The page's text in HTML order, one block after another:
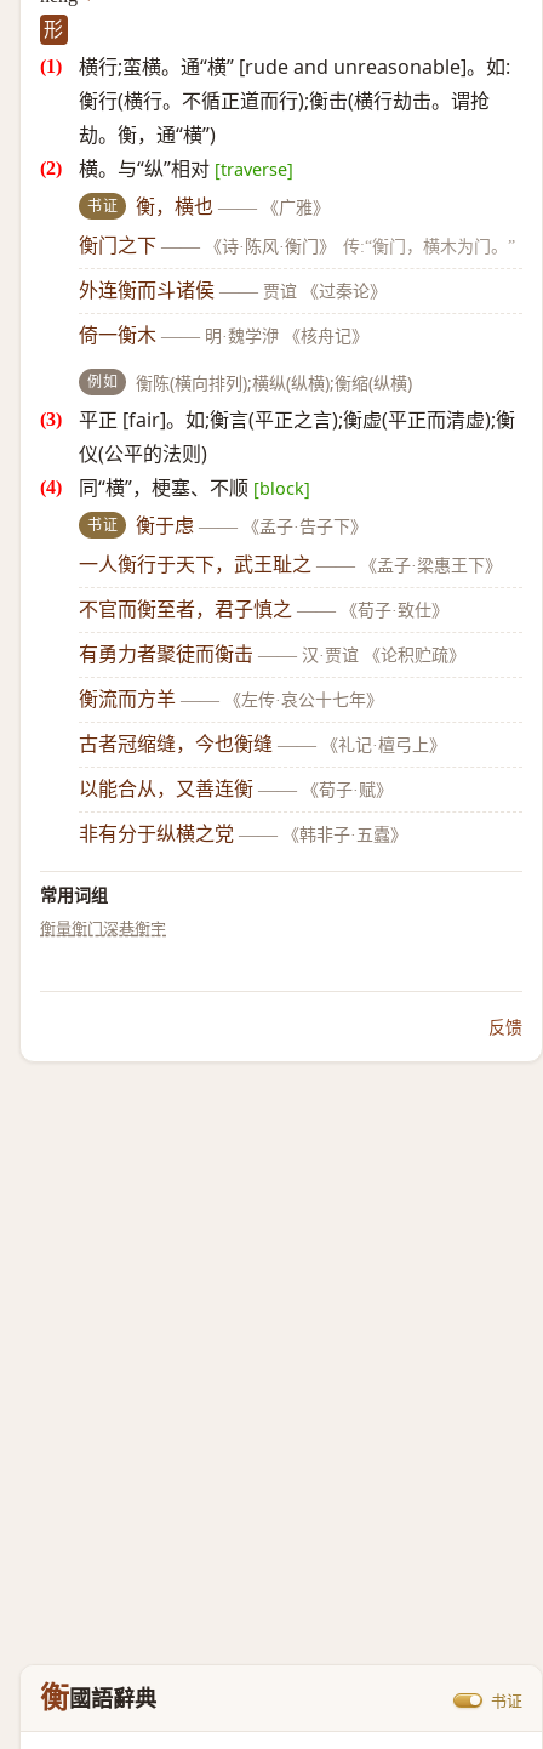
形
横行;蛮横。通“横” [rude and unreasonable]。如:
衡行(横行。不循正道而行);衡击(横行劫击。谓抢
劫。衡，通“横”)
横。与“纵”相对 [traverse]
书证 衡，横也 —— 《广雅》
衡门之下 —— 《诗·陈风·衡门》 传:“衡门，横木为门。”
外连衡而斗诸侯 —— 贾谊 《过秦论》
倚一衡木 —— 明·魏学洢 《核舟记》
例如 衡陈(横向排列);横纵(纵横);衡缩(纵横)
平正 [fair]。如;衡言(平正之言);衡虚(平正而清虚);衡
仪(公平的法则)
同“横”，梗塞、不顺 [block]
书证 衡于虑 —— 《孟子·告子下》
一人衡行于天下，武王耻之 —— 《孟子·梁惠王下》
不官而衡至者，君子慎之 —— 《荀子·致仕》
有勇力者聚徒而衡击 —— 汉·贾谊 《论积贮疏》
衡流而方羊 —— 《左传·哀公十七年》
古者冠缩缝，今也衡缝 —— 《礼记·檀弓上》
以能合从，又善连衡 —— 《荀子·赋》
非有分于纵横之党 —— 《韩非子·五蠹》
常用词组
衡量衡门深巷衡宇
反馈
衡國語辭典 书证